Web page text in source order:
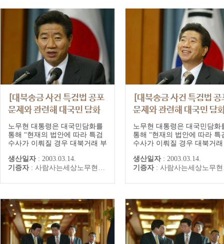
[대북송금 사건 특검법 공포
문제와 관련해 대국민 담화
문을 발표하는 노무현 대통
령]
노무현 대통령은 대국민담화를
통해 “현재의 법안에 따라 특검
수사가 이뤄질 경우 대북거래 부
색될 우려가 있다”며 “여야가 신
속하게 재협상을 벌여 이같이 중
안전장치를 마련해달라”고 국회
생산일자 : 2003.03.14.
기증자 : 사람사는세상노무현재단
[대북송금 사건 특검법 공
문제와 관련해 대국민 담
문을 발표하는 노무현 대
령]
노무현 대통령은 대국민담화
통해 “현재의 법안에 따라 특
수사가 이뤄질 경우 대북거
색될 우려가 있다”며 “여야가
속하게 재협상을 벌여 이같
안전장치를 마련해달라”고
생산일자 : 2003.03.14.
기증자 : 사람사는세상노무현재단